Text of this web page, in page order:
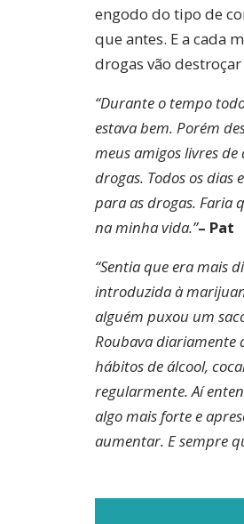
engodo do tipo de
que antes. E a cada
drogas vão
“Durante o tempo
estava bem. Porém
meus amigos livres
drogas. Todos os
para as drogas. Faria
na minha vida.”– Pat
“Sentia que era mais
introduzida à
alguém puxou um
Roubava diariamente
hábitos de álcool,
regularmente. Aí
algo mais forte e
aumentar. E sempre
obtenha
entrada.